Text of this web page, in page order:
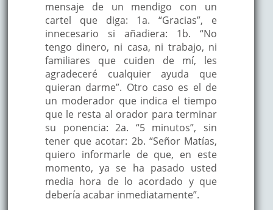
mensaje de un mendigo con un
cartel que diga: 1a. “Gracias”, e
innecesario si añadiera: 1b. “No
tengo dinero, ni casa, ni trabajo, ni
familiares que cuiden de mí, les
agradeceré cualquier ayuda que
quieran darme”. Otro caso es el de
un moderador que indica el tiempo
que le resta al orador para terminar
su ponencia: 2a. “5 minutos”, sin
tener que acotar: 2b. “Señor Matías,
quiero informarle de que, en este
momento, ya se ha pasado usted
media hora de lo acordado y que
debería acabar inmediatamente”.